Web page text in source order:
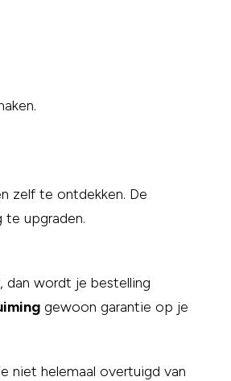
zelf te ontdekken. De
te upgraden.
dan wordt je bestelling
gewoon garantie op je
niet helemaal overtuigd van